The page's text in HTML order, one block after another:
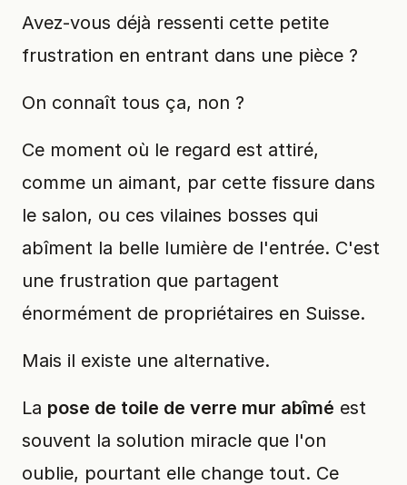
Avez-vous déjà ressenti cette petite
frustration en entrant dans une pièce ?
On connaît tous ça, non ?
Ce moment où le regard est attiré,
comme un aimant, par cette fissure dans
le salon, ou ces vilaines bosses qui
abîment la belle lumière de l'entrée. C'est
une frustration que partagent
énormément de propriétaires en Suisse.
Mais il existe une alternative.
La pose de toile de verre mur abîmé est
souvent la solution miracle que l'on
oublie, pourtant elle change tout. Ce